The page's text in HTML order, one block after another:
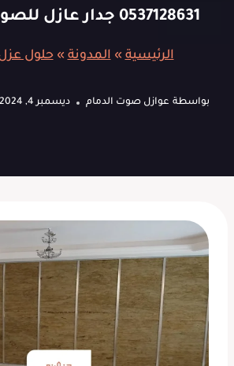
0537128631 جدار عازل للصوت الظهران
الرئيسية»المدونة»حلول
بواسطة عوازل صوت الدمام ديسمبر 4, 2024